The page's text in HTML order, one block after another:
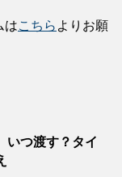
はこちら よりお願
いつ渡す？タイ